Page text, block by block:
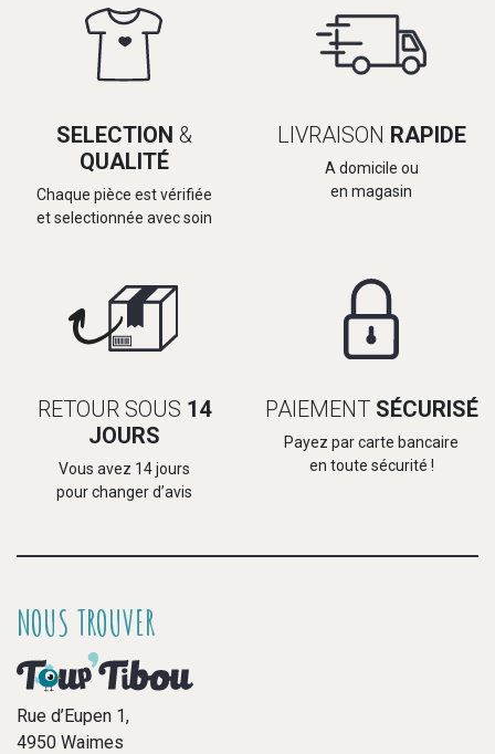
SELECTION &
QUALITÉ
Chaque pièce est vérifiée
et selectionnée avec soin
LIVRAISON RAPIDE
A domicile ou
en magasin
RETOUR SOUS 14
JOURS
Vous avez 14 jours
pour changer d’avis
PAIEMENT SÉCURISÉ
Payez par carte bancaire
en toute sécurité !
NOUS TROUVER
Rue d’Eupen 1,
4950 Waimes